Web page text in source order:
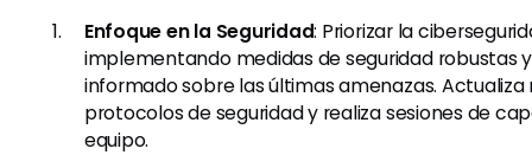
Enfoque en la Seguridad: Priorizar la
implementando medidas de seguridad robustas
informado sobre las últimas amenazas.
protocolos de seguridad y realiza sesiones de
equipo.